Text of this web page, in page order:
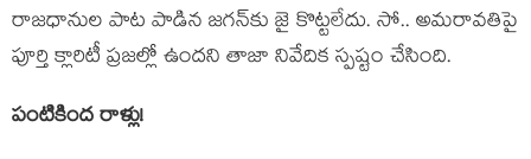
రాజ‌ధానుల పాట పాడిన జ‌గ‌న్‌కు జై కొట్ట‌లేదు. సో.. అమ‌రావ‌తిపై
పూర్తి క్లారిటీ ప్ర‌జ‌ల్లో ఉంద‌ని తాజా నివేదిక స్ప‌ష్టం చేసింది.
పంటికింద రాళ్లు!